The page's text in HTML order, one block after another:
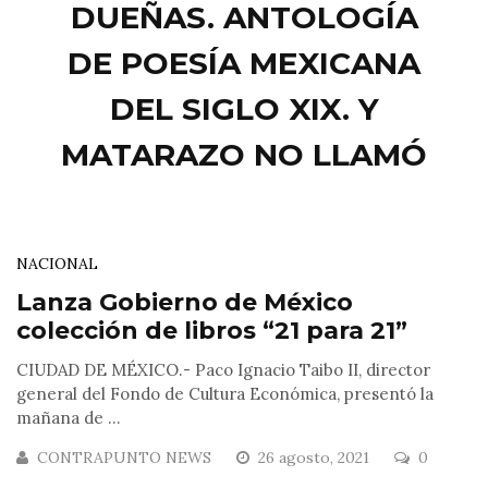
DUEÑAS. ANTOLOGÍA
DE POESÍA MEXICANA
DEL SIGLO XIX. Y
MATARAZO NO LLAMÓ
NACIONAL
Lanza Gobierno de México
colección de libros “21 para 21”
CIUDAD DE MÉXICO.- Paco Ignacio Taibo II, director
general del Fondo de Cultura Económica, presentó la
mañana de ...
CONTRAPUNTO NEWS 26 agosto, 2021 0